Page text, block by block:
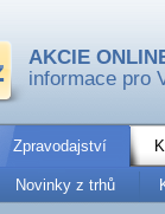
AKCIE
informace pro
Zpravodajství
Novinky z trhů